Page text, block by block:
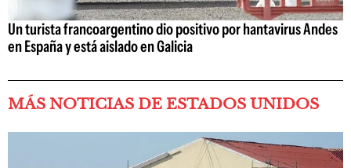
Un turista francoargentino dio positivo por hantavirus Andes
en España y está aislado en Galicia
MÁS NOTICIAS DE ESTADOS UNIDOS